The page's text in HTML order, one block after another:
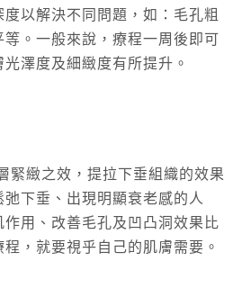
以解決不同問題，如：毛孔粗
。一般來說，療程一周後即可
澤度及細緻度有所提升。
緊緻之效，提拉下垂組織的效果
下垂、出現明顯衰老感的人
用、改善毛孔及凹凸洞效果比
，就要視乎自己的肌膚需要。